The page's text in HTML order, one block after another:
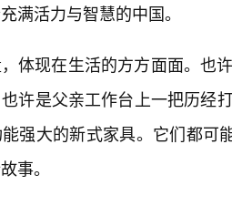
满活力与智慧的中国。
体现在生活的方方面面。也
许是父亲工作台上一把历经
强大的新式家具。它们都可
事。